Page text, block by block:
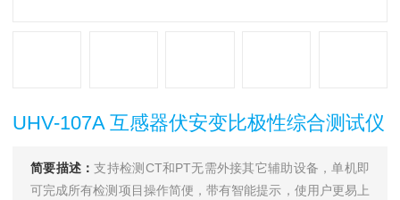
UHV-107A 互感器伏安变比极性综合测试仪
简要描述：支持检测CT和PT无需外接其它辅助设备，单机即
可完成所有检测项目操作简便，带有智能提示，使用户更易上